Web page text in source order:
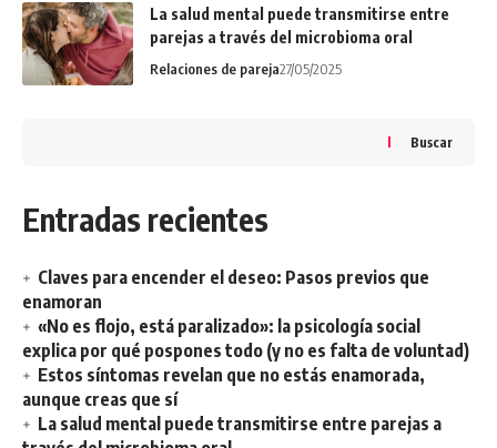
La salud mental puede transmitirse entre
parejas a través del microbioma oral
Relaciones de pareja27/05/2025
Buscar
Entradas recientes
Claves para encender el deseo: Pasos previos que
enamoran
«No es flojo, está paralizado»: la psicología social
explica por qué pospones todo (y no es falta de voluntad)
Estos síntomas revelan que no estás enamorada,
aunque creas que sí
La salud mental puede transmitirse entre parejas a